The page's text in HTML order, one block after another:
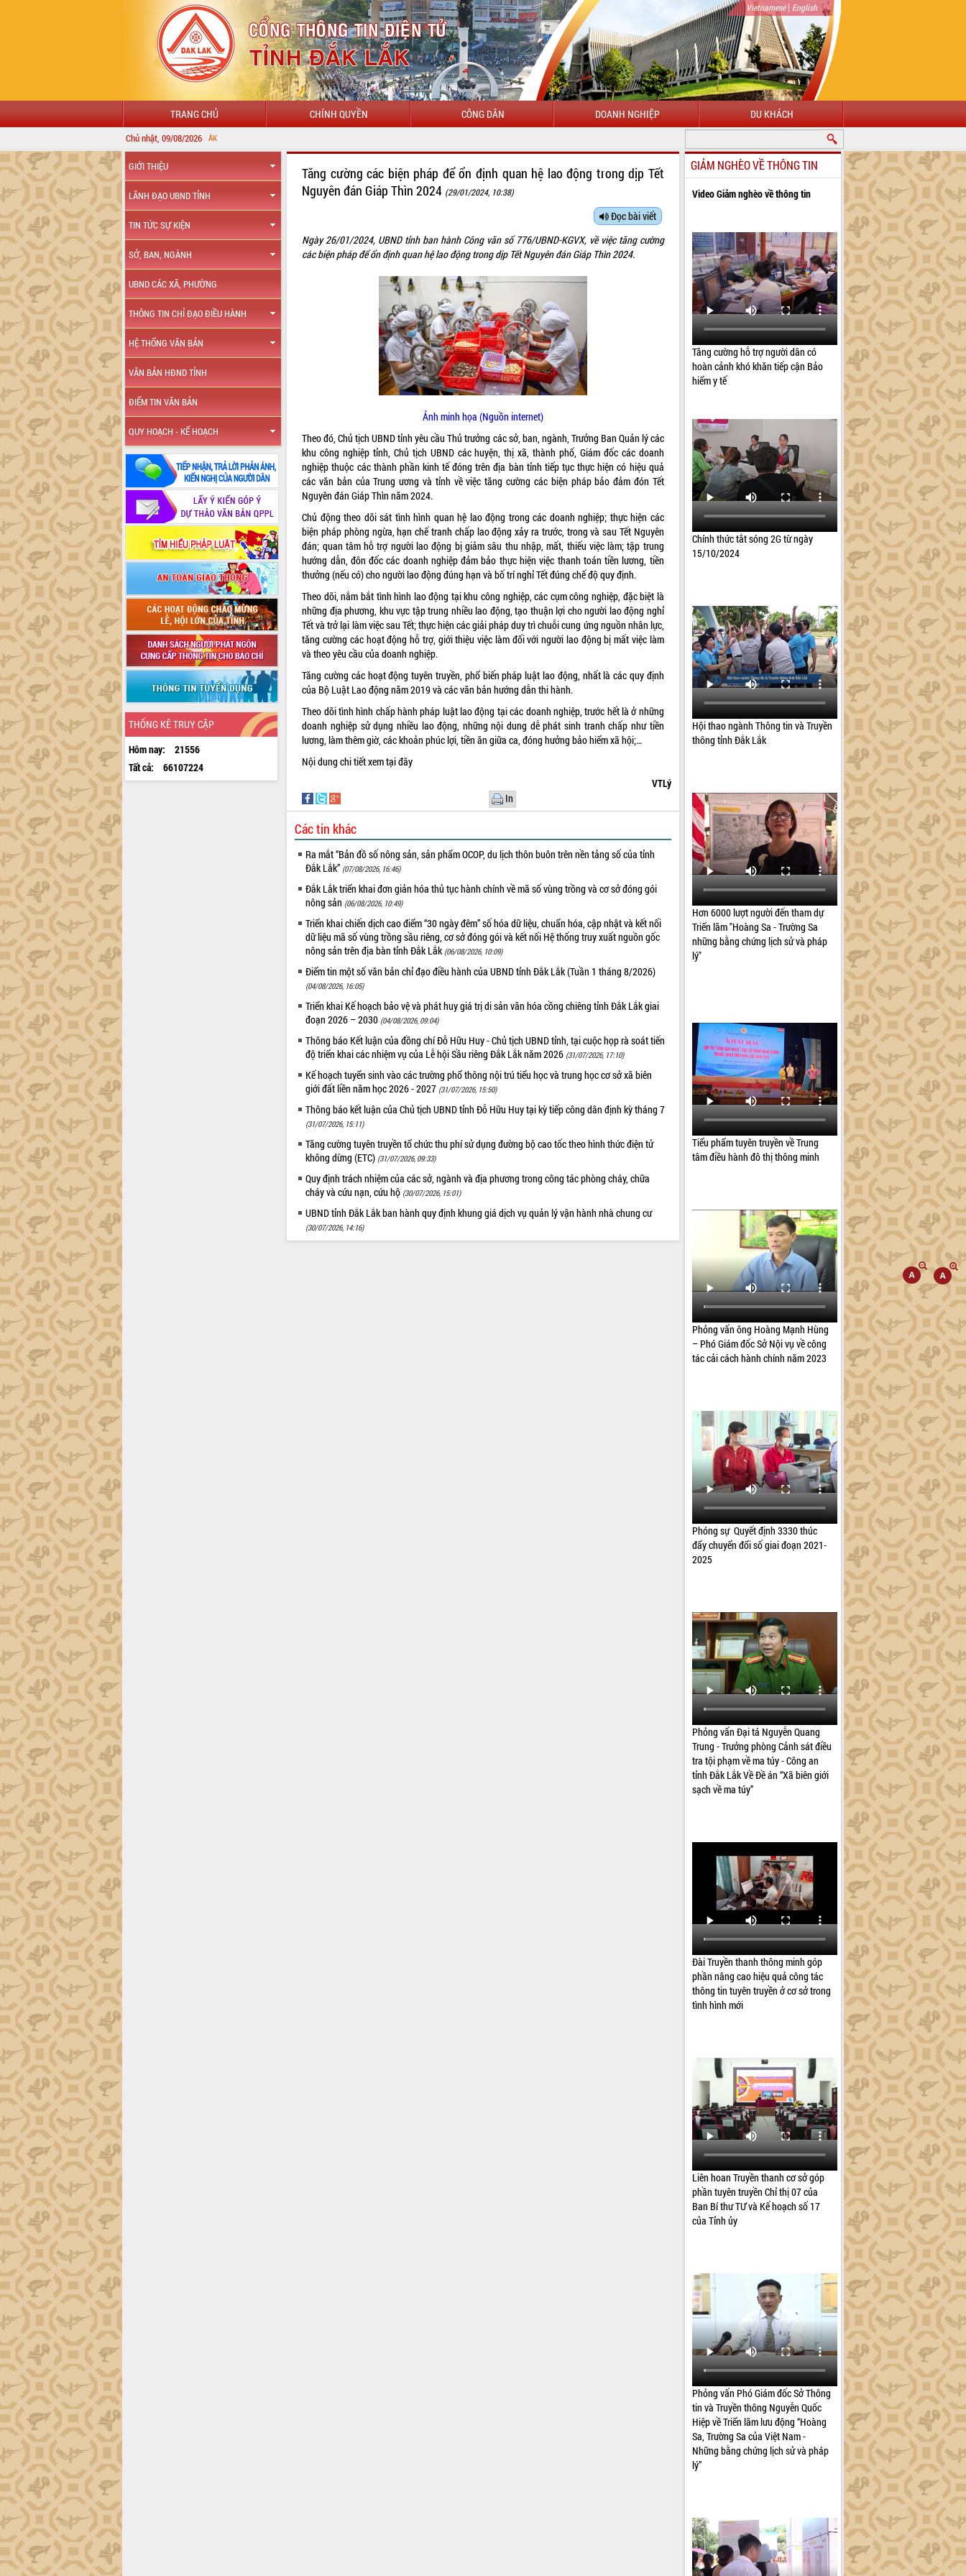
Vietnamese| English
TRANG CHỦ CHÍNH QUYỀN CÔNG DÂN DOANH NGHIỆP DU KHÁCH
Chủ nhật, 09/08/2026
GIỚI THIỆU
LÃNH ĐẠO UBND TỈNH
TIN TỨC SỰ KIỆN
SỞ, BAN, NGÀNH
UBND CÁC XÃ, PHƯỜNG
THÔNG TIN CHỈ ĐẠO ĐIỀU HÀNH
HỆ THỐNG VĂN BẢN
VĂN BẢN HĐND TỈNH
ĐIỂM TIN VĂN BẢN
QUY HOẠCH - KẾ HOẠCH
THỐNG KÊ TRUY CẬP
Hôm nay:
21556
Tất cả:
66107224
Tăng cường các biện pháp để ổn định quan hệ lao động trong dịp Tết
Nguyên đán Giáp Thìn 2024 (29/01/2024, 10:38)
Đọc bài viết
Ngày 26/01/2024, UBND tỉnh ban hành Công văn số 776/UBND-KGVX, về việc tăng cường
các biện pháp để ổn định quan hệ lao động trong dịp Tết Nguyên đán Giáp Thìn 2024.
Ảnh minh họa (Nguồn internet)
Theo đó, Chủ tịch UBND tỉnh yêu cầu Thủ trưởng các sở, ban, ngành, Trưởng Ban Quản lý các
khu công nghiệp tỉnh, Chủ tịch UBND các huyện, thị xã, thành phố, Giám đốc các doanh
nghiệp thuộc các thành phần kinh tế đóng trên địa bàn tỉnh tiếp tục thực hiện có hiệu quả
các văn bản của Trung ương và tỉnh về việc tăng cường các biện pháp bảo đảm đón Tết
Nguyên đán Giáp Thìn năm 2024.
Chủ động theo dõi sát tình hình quan hệ lao động trong các doanh nghiệp; thực hiện các
biện pháp phòng ngừa, hạn chế tranh chấp lao động xảy ra trước, trong và sau Tết Nguyên
đán; quan tâm hỗ trợ người lao động bị giảm sâu thu nhập, mất, thiếu việc làm; tập trung
hướng dẫn, đôn đốc các doanh nghiệp đảm bảo thực hiện việc thanh toán tiền lương, tiền
thưởng (nếu có) cho người lao động đúng hạn và bố trí nghỉ Tết đúng chế độ quy định.
Theo dõi, nắm bắt tình hình lao động tại khu công nghiệp, các cụm công nghiệp, đặc biệt là
những địa phương, khu vực tập trung nhiều lao động, tạo thuận lợi cho người lao động nghỉ
Tết và trở lại làm việc sau Tết; thực hiện các giải pháp duy trì chuỗi cung ứng nguồn nhân lực,
tăng cường các hoạt động hỗ trợ, giới thiệu việc làm đối với người lao động bị mất việc làm
và theo yêu cầu của doanh nghiệp.
Tăng cường các hoạt động tuyên truyền, phổ biến pháp luật lao động, nhất là các quy định
của Bộ Luật Lao động năm 2019 và các văn bản hướng dẫn thi hành.
Theo dõi tình hình chấp hành pháp luật lao động tại các doanh nghiệp, trước hết là ở những
doanh nghiệp sử dụng nhiều lao động, những nội dung dễ phát sinh tranh chấp như tiền
lương, làm thêm giờ, các khoản phúc lợi, tiền ăn giữa ca, đóng hưởng bảo hiểm xã hội;…
Nội dung chi tiết xemtại đây
VTLý
In
Các tin khác
Ra mắt “Bản đồ số nông sản, sản phẩm OCOP, du lịch thôn buôn trên nền tảng số của tỉnh
Đắk Lắk” (07/08/2026, 16:46)
Đắk Lắk triển khai đơn giản hóa thủ tục hành chính về mã số vùng trồng và cơ sở đóng gói
nông sản (06/08/2026, 10:49)
Triển khai chiến dịch cao điểm “30 ngày đêm” số hóa dữ liệu, chuẩn hóa, cập nhật và kết nối
dữ liệu mã số vùng trồng sầu riêng, cơ sở đóng gói và kết nối Hệ thống truy xuất nguồn gốc
nông sản trên địa bàn tỉnh Đắk Lắk (06/08/2026, 10:09)
Điểm tin một số văn bản chỉ đạo điều hành của UBND tỉnh Đắk Lắk (Tuần 1 tháng 8/2026)
(04/08/2026, 16:05)
Triển khai Kế hoạch bảo vệ và phát huy giá trị di sản văn hóa cồng chiêng tỉnh Đắk Lắk giai
đoạn 2026 – 2030 (04/08/2026, 09:04)
Thông báo Kết luận của đồng chí Đỗ Hữu Huy - Chủ tịch UBND tỉnh, tại cuộc họp rà soát tiến
độ triển khai các nhiệm vụ của Lễ hội Sầu riêng Đắk Lắk năm 2026 (31/07/2026, 17:10)
Kế hoạch tuyển sinh vào các trường phổ thông nội trú tiểu học và trung học cơ sở xã biên
giới đất liền năm học 2026 - 2027 (31/07/2026, 15:50)
Thông báo kết luận của Chủ tịch UBND tỉnh Đỗ Hữu Huy tại kỳ tiếp công dân định kỳ tháng 7
(31/07/2026, 15:11)
Tăng cường tuyên truyền tổ chức thu phí sử dụng đường bộ cao tốc theo hình thức điện tử
không dừng (ETC) (31/07/2026, 09:33)
Quy định trách nhiệm của các sở, ngành và địa phương trong công tác phòng cháy, chữa
cháy và cứu nạn, cứu hộ (30/07/2026, 15:01)
UBND tỉnh Đắk Lắk ban hành quy định khung giá dịch vụ quản lý vận hành nhà chung cư
(30/07/2026, 14:16)
GIẢM NGHÈO VỀ THÔNG TIN
Video Giảm nghèo về thông tin
Tăng cường hỗ trợ người dân có
hoàn cảnh khó khăn tiếp cận Bảo
hiểm y tế
Chính thức tắt sóng 2G từ ngày
15/10/2024
Hội thao ngành Thông tin và Truyền
thông tỉnh Đắk Lắk
Hơn 6000 lượt người đến tham dự
Triển lãm "Hoàng Sa - Trường Sa
những bằng chứng lịch sử và pháp
lý"
Tiểu phẩm tuyên truyền về Trung
tâm điều hành đô thị thông minh
Phỏng vấn ông Hoàng Mạnh Hùng
– Phó Giám đốc Sở Nội vụ về công
tác cải cách hành chính năm 2023
Phóng sự Quyết định 3330 thúc
đẩy chuyển đổi số giai đoạn 2021-
2025
Phỏng vấn Đại tá Nguyễn Quang
Trung - Trưởng phòng Cảnh sát điều
tra tội phạm về ma túy - Công an
tỉnh Đắk Lắk Về Đề án “Xã biên giới
sạch về ma túy”
Đài Truyền thanh thông minh góp
phần nâng cao hiệu quả công tác
thông tin tuyên truyền ở cơ sở trong
tình hình mới
Liên hoan Truyền thanh cơ sở góp
phần tuyên truyền Chỉ thị 07 của
Ban Bí thư TƯ và Kế hoạch số 17
của Tỉnh ủy
Phỏng vấn Phó Giám đốc Sở Thông
tin và Truyền thông Nguyễn Quốc
Hiệp về Triển lãm lưu động “Hoàng
Sa, Trường Sa của Việt Nam -
Những bằng chứng lịch sử và pháp
lý”